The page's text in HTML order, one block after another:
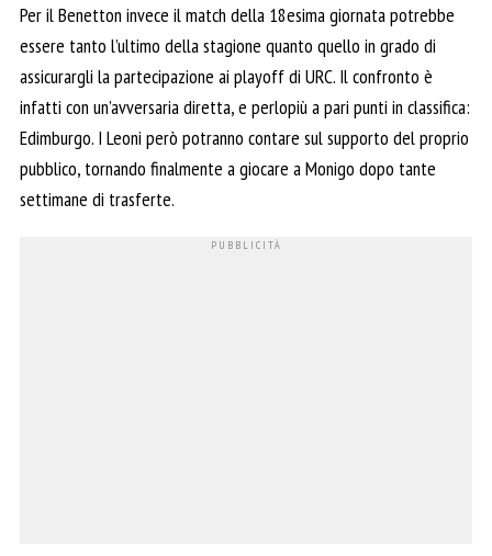
Per il Benetton invece il match della 18esima giornata potrebbe
essere tanto l’ultimo della stagione quanto quello in grado di
assicurargli la partecipazione ai playoff di URC. Il confronto è
infatti con un’avversaria diretta, e perlopiù a pari punti in classifica:
Edimburgo. I Leoni però potranno contare sul supporto del proprio
pubblico, tornando finalmente a giocare a Monigo dopo tante
settimane di trasferte.